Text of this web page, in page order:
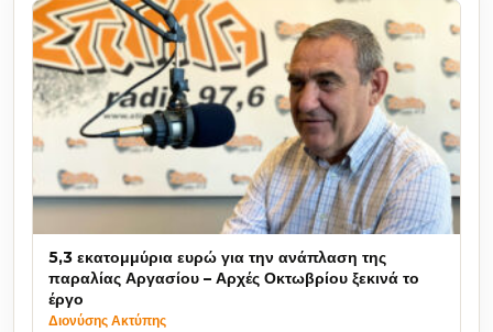
5,3 εκατομμύρια ευρώ για την ανάπλαση της
παραλίας Αργασίου – Αρχές Οκτωβρίου ξεκινά το
έργο
Διονύσης Ακτύπης